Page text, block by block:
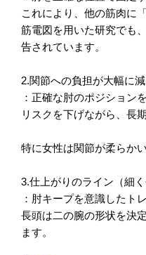
これにより、他の筋肉に
筋電図を用いた研究でも
告されています。
2.関節への負担が大幅に
：正確な肘のポジション
リスクを下げながら、長
特に女性は関節が柔らか
3.仕上がりのライン（細
：肘キープを意識したト
長頭は二の腕の形状を決
ます。